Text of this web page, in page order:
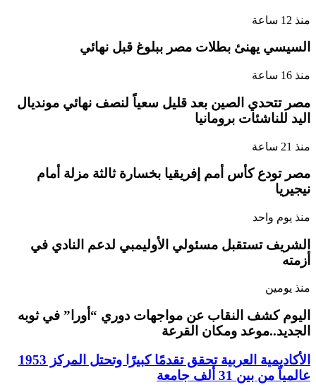
منذ 12 ساعة
السيسي يهنئ بطلات مصر ببلوغ قبل نهائي
منذ 16 ساعة
مصر تتحدي الصين بعد قليل سعياً لنصف نهائي مونديال
اليد للناشئات برومانيا
منذ 21 ساعة
مصر تودع كأس أمم إفريقيا بخسارة ثالثة مزلة أمام
نيجيريا
منذ يوم واحد
الشريف تستقبل مسئولي الأوليمبي لدعم النادي في
أزمته
منذ يومين
اليوم كشف النقاب عن مواجهات دوري “أورا” في ثوبه
الجديد..موعد ومكان القرعة
الأكاديمية العربية تحقق تقدمًا كبيرًا وتحتل المركز 1953
عالمياً من بين 31 ألف جامعة